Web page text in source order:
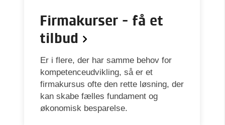
Firmakurser - få et
tilbud
Er i flere, der har samme behov for
kompetenceudvikling, så er et
firmakursus ofte den rette løsning, der
kan skabe fælles fundament og
økonomisk besparelse.